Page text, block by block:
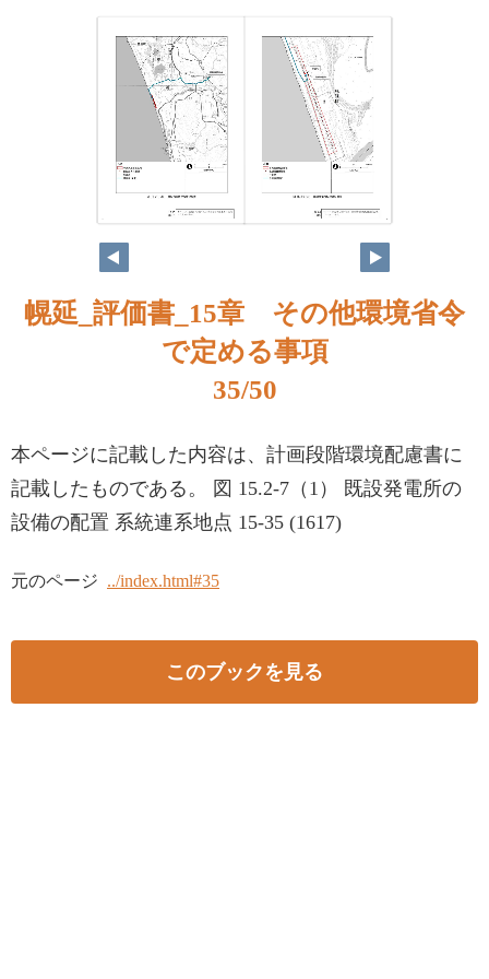
36
幌延_評価書_15章 その他環境省令
で定める事項
35/50
本ページに記載した内容は、計画段階環境配慮書に
記載したものである。 図 15.2-7（1） 既設発電所の
設備の配置 系統連系地点 15-35 (1617)
元のページ ../index.html#35
このブックを見る